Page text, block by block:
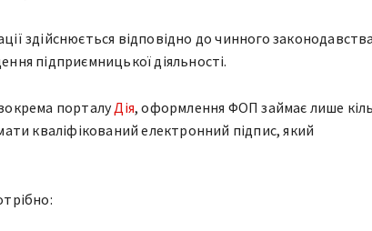
здійснюється відповідно до чинного законодавства
підприємницької діяльності.
порталуДія, оформлення ФОП займає лише
кваліфікований електронний підпис, який